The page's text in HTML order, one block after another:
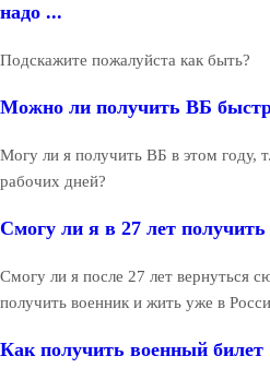
надо ...
Подскажите пожалуйста как быть?
Можно ли получить ВБ
Могу ли я получить ВБ в этом году,
рабочих дней?
Смогу ли я в 27 лет
Смогу ли я после 27 лет вернуться
получить военник и жить уже в
Как получить военный билет